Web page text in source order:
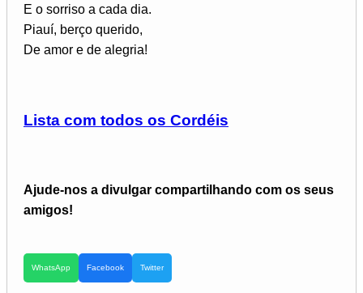
E o sorriso a cada dia.
Piauí, berço querido,
De amor e de alegria!
Lista com todos os Cordéis
Ajude-nos a divulgar compartilhando com os seus
amigos!
WhatsApp Facebook Twitter